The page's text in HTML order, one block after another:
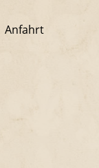
Anfahrt